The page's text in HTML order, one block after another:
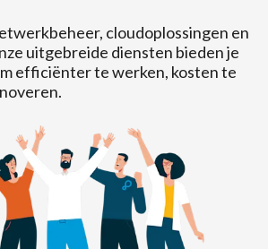
cloudoplossingen en
uitgebreide diensten bieden je
efficiënter te werken, kosten te